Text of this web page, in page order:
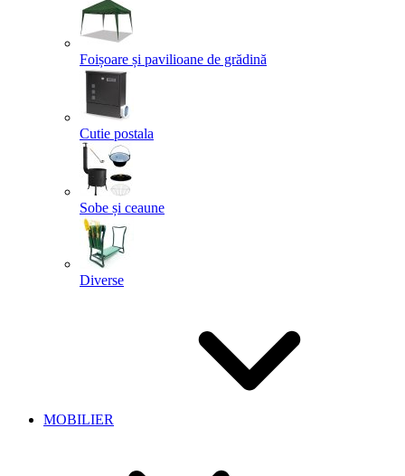
Foișoare și pavilioane de grădină
Cutie postala
Sobe și ceaune
Diverse
MOBILIER